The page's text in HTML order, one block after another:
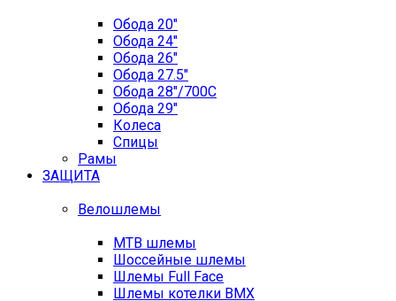
Обода 20"
Обода 24"
Обода 26"
Обода 27.5"
Обода 28"/700C
Обода 29"
Колеса
Спицы
Рамы
ЗАЩИТА
Велошлемы
MTB шлемы
Шоссейные шлемы
Шлемы Full Face
Шлемы котелки BMX